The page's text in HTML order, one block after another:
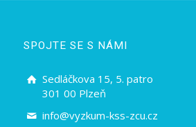
SPOJTE SE S NÁMI
Sedláčkova 15, 5. patro
301 00 Plzeň
info@vyzkum-kss-zcu.cz